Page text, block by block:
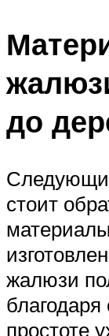
до
стоит
жалюзи
простоте